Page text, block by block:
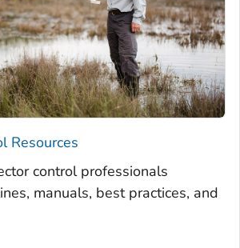
Resources
control professionals
manuals, best practices, and